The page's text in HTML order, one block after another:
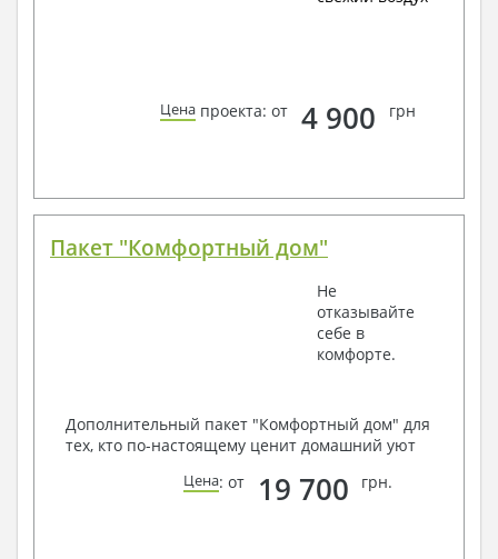
Цена проекта: от 4 900 грн
Пакет "Комфортный дом"
Не
отказывайте
себе в
комфорте.
Дополнительный пакет "Комфортный дом" для
тех, кто по-настоящему ценит домашний уют
Цена: от 19 700 грн.